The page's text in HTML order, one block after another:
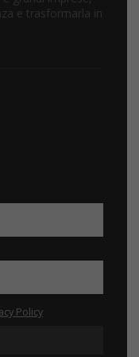
e trasformarla in
Policy